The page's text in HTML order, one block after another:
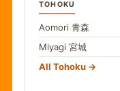
TOHOKU
Aomori 青森
Miyagi 宮城
All Tohoku